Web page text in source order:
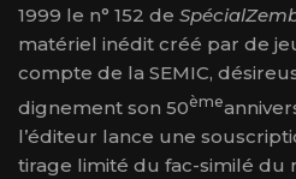
1999 le n° 152 de
matériel inédit créé par de
compte de la SEMIC,
dignement son 50ème
l’éditeur lance une
tirage limité du fac-similé du